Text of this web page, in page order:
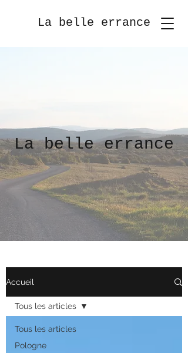
La belle errance
La belle errance
Accueil
Tous les articles
Pologne
Tous les articles